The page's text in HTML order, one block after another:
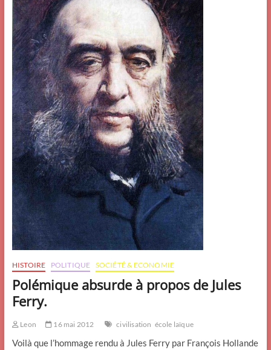
HISTOIRE POLITIQUE SOCIÉTÉ & ECONOMIE
Polémique absurde à propos de Jules
Ferry.
Leon 16 mai 2012 civilisation école laïque
Voilà que l’hommage rendu à Jules Ferry par François Hollande